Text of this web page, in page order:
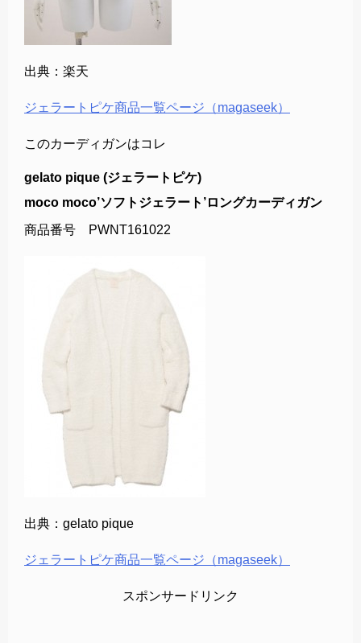
出典：楽天
ジェラートピケ商品一覧ページ（magaseek）
このカーディガンはコレ
gelato pique (ジェラートピケ)
moco moco’ソフトジェラート’ロングカーディガン
商品番号 PWNT161022
出典：gelato pique
ジェラートピケ商品一覧ページ（magaseek）
スポンサードリンク